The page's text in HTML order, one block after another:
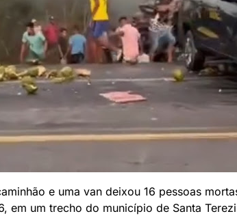
e uma van deixou 16 pessoas
em um trecho do município de Santa